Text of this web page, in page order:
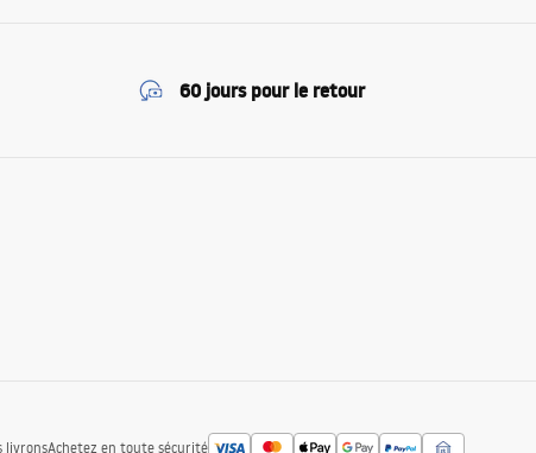
60 jours pour le retour
livronsAchetez en toute sécurité